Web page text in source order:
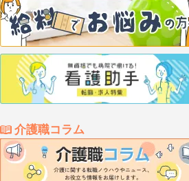
介護職コラム